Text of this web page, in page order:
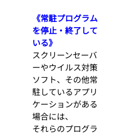
《常駐プログラム
を停止・終了して
いる》
スクリーンセーバ
ーやウイルス対策
ソフト、その他常
駐しているアプリ
ケーションがある
場合には、
それらのプログラ